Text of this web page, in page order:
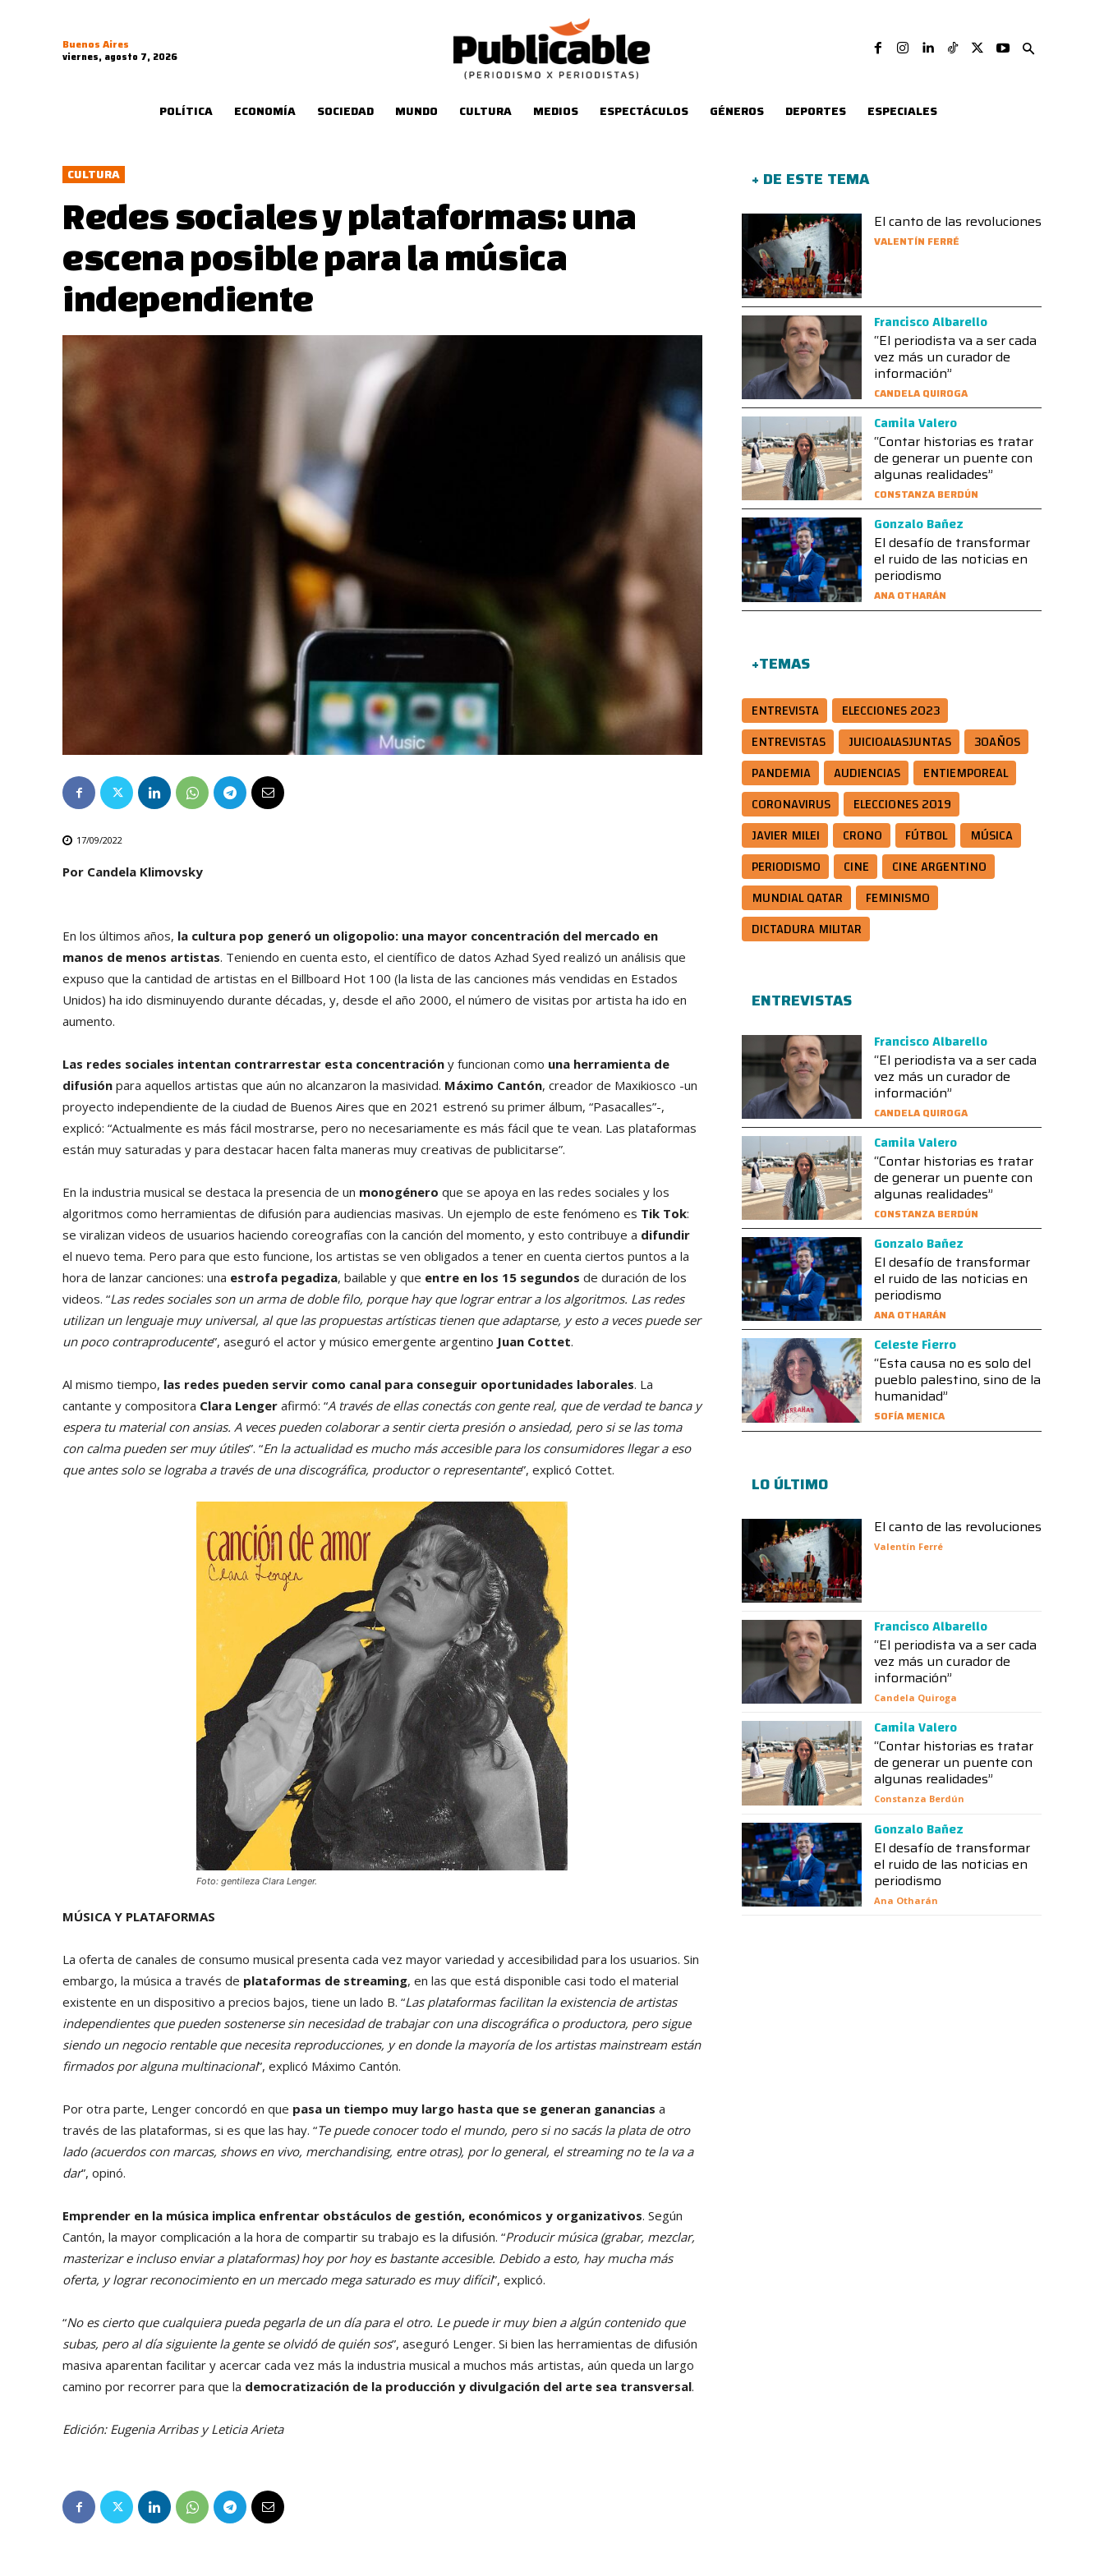
Buenos Aires
viernes, agosto 7, 2026
POLÍTICA ECONOMÍA SOCIEDAD MUNDO CULTURA MEDIOS ESPECTÁCULOS GÉNEROS DEPORTES ESPECIALES
CULTURA
Redes sociales y plataformas: una
escena posible para la música
independiente
17/09/2022
Por Candela Klimovsky
En los últimos años, la cultura pop generó un oligopolio: una mayor concentración del mercado en
manos de menos artistas. Teniendo en cuenta esto, el científico de datos Azhad Syed realizó un análisis que
expuso que la cantidad de artistas en el Billboard Hot 100 (la lista de las canciones más vendidas en Estados
Unidos) ha ido disminuyendo durante décadas, y, desde el año 2000, el número de visitas por artista ha ido en
aumento.
Las redes sociales intentan contrarrestar esta concentración y funcionan como una herramienta de
difusión para aquellos artistas que aún no alcanzaron la masividad. Máximo Cantón, creador de Maxikiosco -un
proyecto independiente de la ciudad de Buenos Aires que en 2021 estrenó su primer álbum, “Pasacalles”-,
explicó: “Actualmente es más fácil mostrarse, pero no necesariamente es más fácil que te vean. Las plataformas
están muy saturadas y para destacar hacen falta maneras muy creativas de publicitarse”.
En la industria musical se destaca la presencia de un monogénero que se apoya en las redes sociales y los
algoritmos como herramientas de difusión para audiencias masivas. Un ejemplo de este fenómeno es Tik Tok:
se viralizan videos de usuarios haciendo coreografías con la canción del momento, y esto contribuye a difundir
el nuevo tema. Pero para que esto funcione, los artistas se ven obligados a tener en cuenta ciertos puntos a la
hora de lanzar canciones: una estrofa pegadiza, bailable y que entre en los 15 segundos de duración de los
videos. “Las redes sociales son un arma de doble filo, porque hay que lograr entrar a los algoritmos. Las redes
utilizan un lenguaje muy universal, al que las propuestas artísticas tienen que adaptarse, y esto a veces puede ser
un poco contraproducente”, aseguró el actor y músico emergente argentino Juan Cottet.
Al mismo tiempo, las redes pueden servir como canal para conseguir oportunidades laborales. La
cantante y compositora Clara Lenger afirmó: “A través de ellas conectás con gente real, que de verdad te banca y
espera tu material con ansias. A veces pueden colaborar a sentir cierta presión o ansiedad, pero si se las toma
con calma pueden ser muy útiles”. “En la actualidad es mucho más accesible para los consumidores llegar a eso
que antes solo se lograba a través de una discográfica, productor o representante”, explicó Cottet.
Foto: gentileza Clara Lenger.
MÚSICA Y PLATAFORMAS
La oferta de canales de consumo musical presenta cada vez mayor variedad y accesibilidad para los usuarios. Sin
embargo, la música a través de plataformas de streaming, en las que está disponible casi todo el material
existente en un dispositivo a precios bajos, tiene un lado B. “Las plataformas facilitan la existencia de artistas
independientes que pueden sostenerse sin necesidad de trabajar con una discográfica o productora, pero sigue
siendo un negocio rentable que necesita reproducciones, y en donde la mayoría de los artistas mainstream están
firmados por alguna multinacional”, explicó Máximo Cantón.
Por otra parte, Lenger concordó en que pasa un tiempo muy largo hasta que se generan ganancias a
través de las plataformas, si es que las hay. “Te puede conocer todo el mundo, pero si no sacás la plata de otro
lado (acuerdos con marcas, shows en vivo, merchandising, entre otras), por lo general, el streaming no te la va a
dar”, opinó.
Emprender en la música implica enfrentar obstáculos de gestión, económicos y organizativos. Según
Cantón, la mayor complicación a la hora de compartir su trabajo es la difusión. “Producir música (grabar, mezclar,
masterizar e incluso enviar a plataformas) hoy por hoy es bastante accesible. Debido a esto, hay mucha más
oferta, y lograr reconocimiento en un mercado mega saturado es muy difícil”, explicó.
“No es cierto que cualquiera pueda pegarla de un día para el otro. Le puede ir muy bien a algún contenido que
subas, pero al día siguiente la gente se olvidó de quién sos”, aseguró Lenger. Si bien las herramientas de difusión
masiva aparentan facilitar y acercar cada vez más la industria musical a muchos más artistas, aún queda un largo
camino por recorrer para que la democratización de la producción y divulgación del arte sea transversal.
Edición: Eugenia Arribas y Leticia Arieta
+ DE ESTE TEMA
El canto de las revoluciones
VALENTÍN FERRÉ
Francisco Albarello
“El periodista va a ser cada
vez más un curador de
información”
CANDELA QUIROGA
Camila Valero
“Contar historias es tratar
de generar un puente con
algunas realidades”
CONSTANZA BERDÚN
Gonzalo Bañez
El desafío de transformar
el ruido de las noticias en
periodismo
ANA OTHARÁN
+TEMAS
ENTREVISTA
ELECCIONES 2023
ENTREVISTAS
JUICIOALASJUNTAS
30AÑOS
PANDEMIA
AUDIENCIAS
ENTIEMPOREAL
CORONAVIRUS
ELECCIONES 2019
JAVIER MILEI
CRONO FÚTBOL
MÚSICA
PERIODISMO
CINE
CINE ARGENTINO
MUNDIAL QATAR
FEMINISMO
DICTADURA MILITAR
ENTREVISTAS
Francisco Albarello
“El periodista va a ser cada
vez más un curador de
información”
CANDELA QUIROGA
Camila Valero
“Contar historias es tratar
de generar un puente con
algunas realidades”
CONSTANZA BERDÚN
Gonzalo Bañez
El desafío de transformar
el ruido de las noticias en
periodismo
ANA OTHARÁN
Celeste Fierro
“Esta causa no es solo del
pueblo palestino, sino de la
humanidad”
SOFÍA MENICA
LO ÚLTIMO
El canto de las revoluciones
Valentín Ferré
Francisco Albarello
“El periodista va a ser cada
vez más un curador de
información”
Candela Quiroga
Camila Valero
“Contar historias es tratar
de generar un puente con
algunas realidades”
Constanza Berdún
Gonzalo Bañez
El desafío de transformar
el ruido de las noticias en
periodismo
Ana Otharán